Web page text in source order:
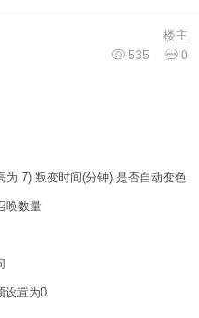
楼主
535
0
为 7) 叛变时间(分钟) 是否自动变色
唤数量
设置为0